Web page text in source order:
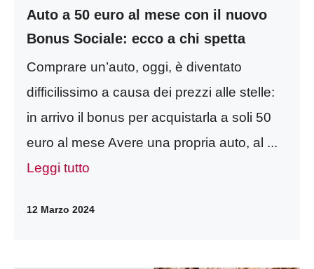
Auto a 50 euro al mese con il nuovo
Bonus Sociale: ecco a chi spetta
Comprare un’auto, oggi, è diventato
difficilissimo a causa dei prezzi alle stelle:
in arrivo il bonus per acquistarla a soli 50
euro al mese Avere una propria auto, al ...
Leggi tutto
12 Marzo 2024